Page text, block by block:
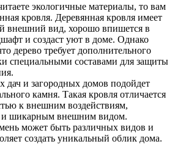
экологичные материалы, то вам
кровля. Деревянная кровля имеет
внешний вид, хорошо впишется в
и создаст уют в доме. Однако
дерево требует дополнительного
специальными составами для защиты
дач и загородных домов подойдет
камня. Такая кровля отличается
к внешним воздействиям,
и шикарным внешним видом.
может быть различных видов и
создать уникальный облик дома.